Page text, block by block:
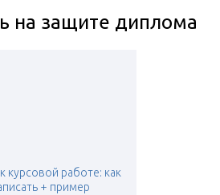
на защите диплома
курсовой работе: как
+ пример